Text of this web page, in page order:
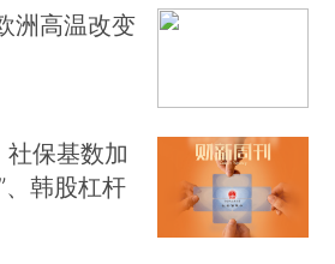
洲高温改变
保基数加
、韩股杠杆